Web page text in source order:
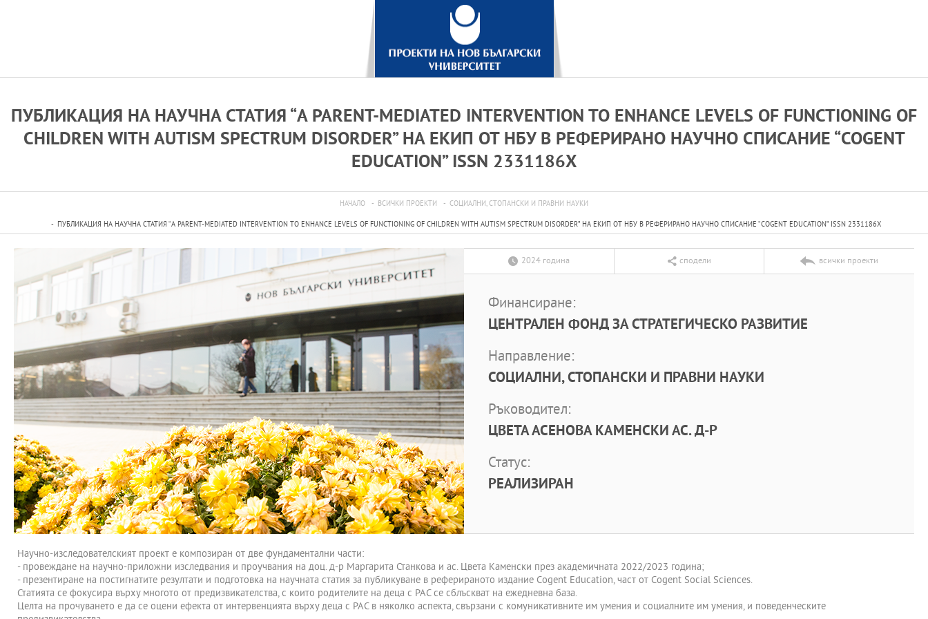
ПУБЛИКАЦИЯ НА НАУЧНА СТАТИЯ “A PARENT-MEDIATED INTERVENTION TO ENHANCE LEVELS OF FUNCTIONING OF
CHILDREN WITH AUTISM SPECTRUM DISORDER” НА ЕКИП ОТ НБУ В РЕФЕРИРАНО НАУЧНО СПИСАНИЕ “COGENT
EDUCATION” ISSN 2331186X
НАЧАЛО ВСИЧКИ ПРОЕКТИ СОЦИАЛНИ, СТОПАНСКИ И ПРАВНИ НАУКИ
ПУБЛИКАЦИЯ НА НАУЧНА СТАТИЯ “A PARENT-MEDIATED INTERVENTION TO ENHANCE LEVELS OF FUNCTIONING OF CHILDREN WITH AUTISM SPECTRUM DISORDER” НА ЕКИП ОТ НБУ В РЕФЕРИРАНО НАУЧНО СПИСАНИЕ “COGENT EDUCATION” ISSN 2331186X
2024 година сподели всички проекти
Финансиране:
ЦЕНТРАЛЕН ФОНД ЗА СТРАТЕГИЧЕСКО РАЗВИТИЕ
Направление:
СОЦИАЛНИ, СТОПАНСКИ И ПРАВНИ НАУКИ
Ръководител:
ЦВЕТА АСЕНОВА КАМЕНСКИ АС. Д-Р
Статус:
РЕАЛИЗИРАН
Научно-изследователският проект е композиран от две фундаментални части:
- провеждане на научно-приложни изследвания и проучвания на доц. д-р Маргарита Станкова и ас. Цвета Каменски през академичната 2022/2023 година;
- презентиране на постигнатите резултати и подготовка на научната статия за публикуване в реферираното издание Cogent Education, част от Cogent Social Sciences.
Статията се фокусира върху многото от предизвикателства, с които родителите на деца с PAC се сблъскват на ежедневна база.
Целта на прочуването е да се оцени ефекта от интервенцията върху деца с PAC в няколко аспекта, свързани с комуникативните им умения и социалните им умения, и поведенческите